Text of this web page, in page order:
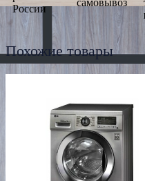
России
Похожие товары